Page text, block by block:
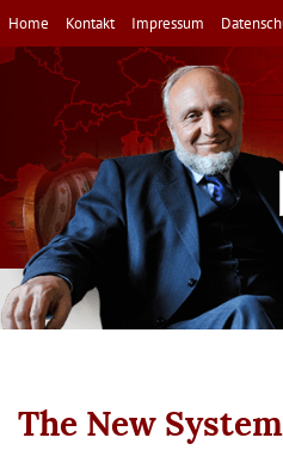
Direkt
zum
Inhalt
Home Kontakt Impressum
The New